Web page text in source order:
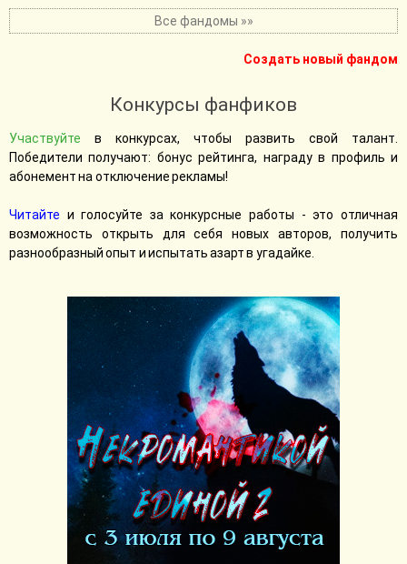
Все фандомы »»
Создать новый фандом
Конкурсы фанфиков
Участвуйте в конкурсах, чтобы развить свой талант.
Победители получают: бонус рейтинга, награду в профиль и
абонемент на отключение рекламы!
Читайте и голосуйте за конкурсные работы - это отличная
возможность открыть для себя новых авторов, получить
разнообразный опыт и испытать азарт в угадайке.